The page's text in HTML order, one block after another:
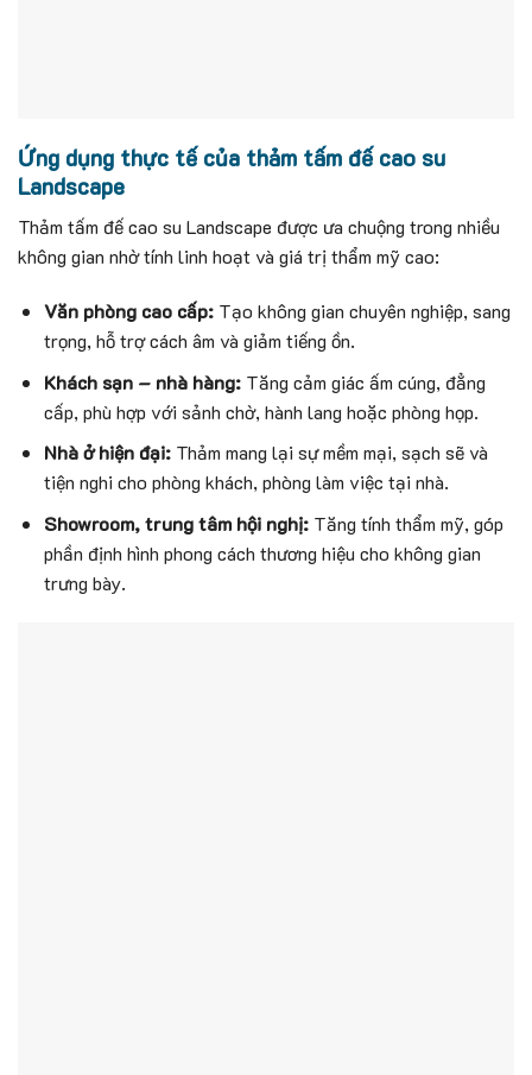
Ứng dụng thực tế của thảm tấm đế cao su
Landscape
Thảm tấm đế cao su Landscape được ưa chuộng trong nhiều
không gian nhờ tính linh hoạt và giá trị thẩm mỹ cao:
Văn phòng cao cấp: Tạo không gian chuyên nghiệp, sang
trọng, hỗ trợ cách âm và giảm tiếng ồn.
Khách sạn – nhà hàng: Tăng cảm giác ấm cúng, đẳng
cấp, phù hợp với sảnh chờ, hành lang hoặc phòng họp.
Nhà ở hiện đại: Thảm mang lại sự mềm mại, sạch sẽ và
tiện nghi cho phòng khách, phòng làm việc tại nhà.
Showroom, trung tâm hội nghị: Tăng tính thẩm mỹ, góp
phần định hình phong cách thương hiệu cho không gian
trưng bày.